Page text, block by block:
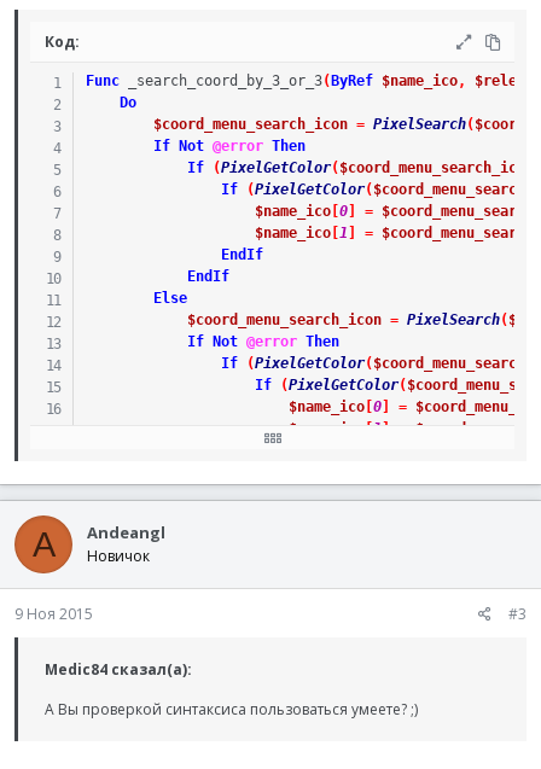
Код:
Func _search_coord_by_3_or_3( ByRef $name_ico,
Do
$coord_menu_search_icon = PixelSearch(
If
Not @error Then
If
(PixelGetColor( $coord_menu_search_icon
If
(PixelGetColor(
$name_ico[ 0] =
$name_ico[ 1 =
EndIf
EndIf
Else
$coord_menu_search_icon = PixelSearch(
If
Not @error Then
If
(PixelGetColor(
If
(PixelGetColor(
$name_ico[ 0] =
$name_ico
[ 1 ]
EndIf
A Andeangl
Новичок
9 Ноя 2015 #3
Medic84 сказал(а):
А Вы проверкой синтаксиса пользоваться умеете? ;)